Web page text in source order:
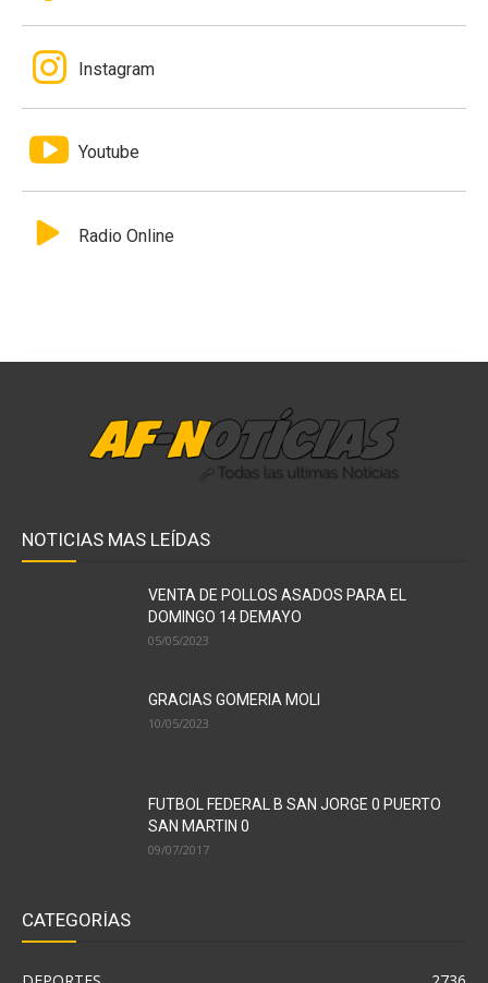
Instagram
Youtube
Radio Online
NOTICIAS MAS LEÍDAS
VENTA DE POLLOS ASADOS PARA EL
DOMINGO 14 DEMAYO
05/05/2023
GRACIAS GOMERIA MOLI
10/05/2023
FUTBOL FEDERAL B SAN JORGE 0 PUERTO
SAN MARTIN 0
09/07/2017
CATEGORÍAS